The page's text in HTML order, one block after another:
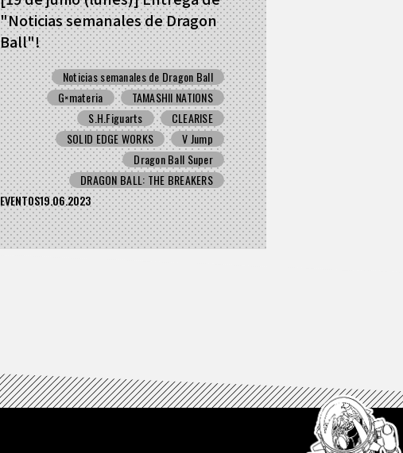
"Noticias semanales de Dragon
Ball"!
Noticias semanales de Dragon Ball
G×materia
TAMASHII NATIONS
S.H.Figuarts
CLEARISE
SOLID EDGE WORKS
V Jump
Dragon Ball Super
DRAGON BALL: THE BREAKERS
EVENTOS19.06.2023